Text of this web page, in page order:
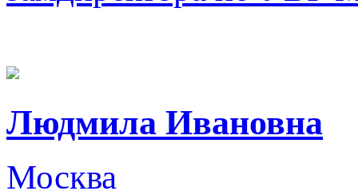
Людмила Ивановна
Москва